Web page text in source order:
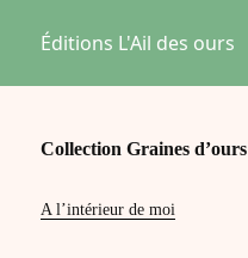
Éditions L'Ail des ours
Collection Graines d’ours
A l’intérieur de moi